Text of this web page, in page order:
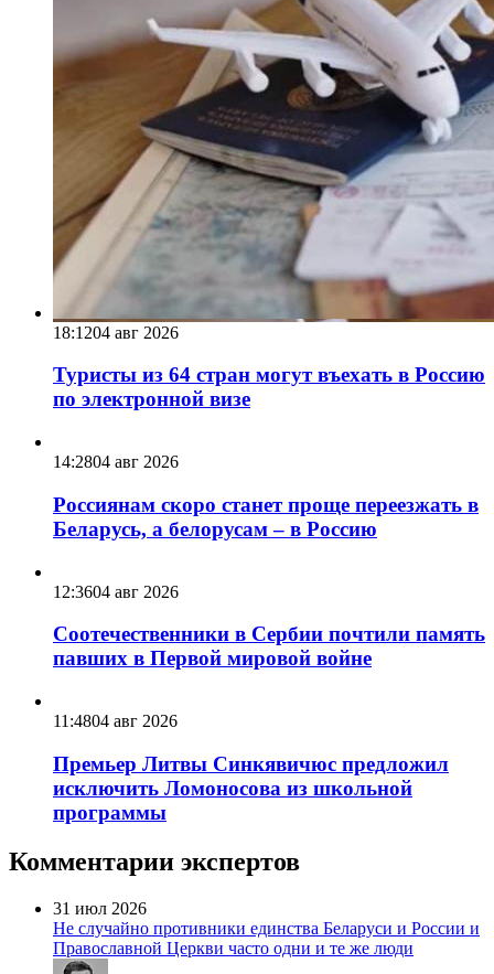
18:1204 авг 2026
Туристы из 64 стран могут въехать в Россию
по электронной визе
14:2804 авг 2026
Россиянам скоро станет проще переезжать в
Беларусь, а белорусам – в Россию
12:3604 авг 2026
Соотечественники в Сербии почтили память
павших в Первой мировой войне
11:4804 авг 2026
Премьер Литвы Синкявичюс предложил
исключить Ломоносова из школьной
программы
Комментарии экспертов
31 июл 2026
Не случайно противники единства Беларуси и России и
Православной Церкви часто одни и те же люди